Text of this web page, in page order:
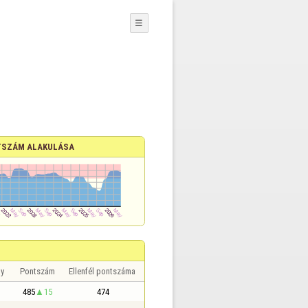
☰
ALAKULÁSA
Pontszám
Ellenfél pontszáma
485
15
474